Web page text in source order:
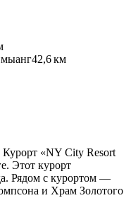
42,6 км
«NY City Resort
Этот курорт
Рядом с курортом —
и Храм Золотого